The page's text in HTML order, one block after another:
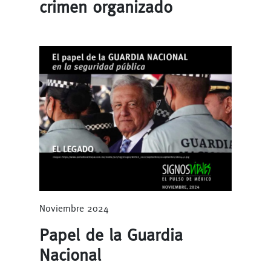
crimen organizado
Noviembre 2024
Papel de la Guardia
Nacional